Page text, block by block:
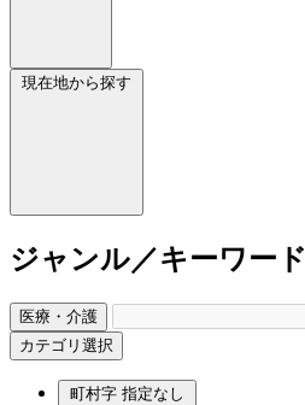
現在地から探す
ジャンル／キーワード
医療・介護
カテゴリ選択
町村字 指定なし